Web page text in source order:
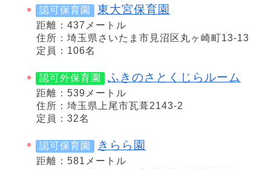
認可保育園 東大宮保育園
距離：437メートル
住所：埼玉県さいたま市見沼区丸ヶ崎町13-13
定員：106名
認可外保育園 ふきのさとくじらルーム
距離：539メートル
住所：埼玉県上尾市瓦葺2143-2
定員：32名
認可保育園 きらら園
距離：581メートル